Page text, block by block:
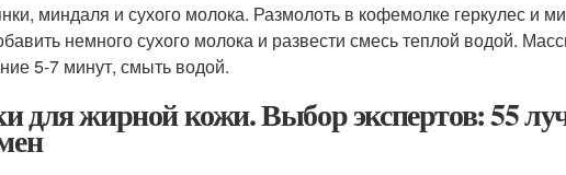
миндаля и сухого молока. Размолоть в кофемолке геркулес и
немного сухого молока и развести смесь теплой водой.
5-7 минут, смыть водой.
для жирной кожи. Выбор экспертов: 55